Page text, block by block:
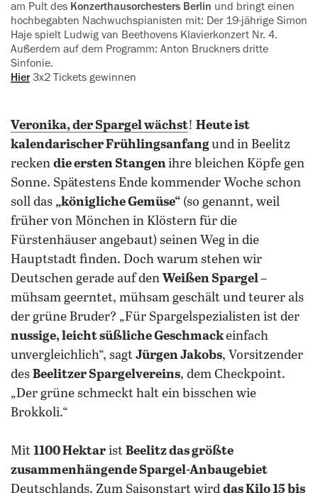
am Pult des Konzerthausorchesters Berlin und bringt einen
hochbegabten Nachwuchspianisten mit: Der 19-jährige Simon
Haje spielt Ludwig van Beethovens Klavierkonzert Nr. 4.
‍Außerdem auf dem Programm: Anton Bruckners dritte
Sinfonie.
Hier 3x2 Tickets gewinnen
Veronika, der Spargel wächst! Heute ist
kalendarischer Frühlingsanfangund in Beelitz
recken die ersten Stangenihre bleichen Köpfe gen
Sonne. Spätestens Ende kommender Woche schon
soll das „königliche Gemüse“ (so genannt, weil
früher von Mönchen in Klöstern für die
Fürstenhäuser angebaut) seinen Weg in die
Hauptstadt finden. Doch warum stehen wir
Deutschen gerade auf den Weißen Spargel–
mühsam geerntet, mühsam geschält und teurer als
der grüne Bruder? „Für Spargelspezialisten ist der
nussige, leicht süßliche Geschmackeinfach
unvergleichlich“, sagt Jürgen Jakobs, Vorsitzender
des Beelitzer Spargelvereins, dem Checkpoint.
„Der grüne schmeckt halt ein bisschen wie
Brokkoli.“
Mit 1100 Hektar ist Beelitz das größte
zusammenhängende Spargel-Anbaugebiet
Deutschlands. Zum Saisonstart wird das Kilo 15 bis